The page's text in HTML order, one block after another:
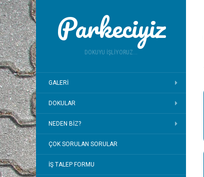
Parkeciyiz
DOKUYU İŞLIYORUZ...
GALERI
DOKULAR
NEDEN BIZ?
ÇOK SORULAN SORULAR
İŞ TALEP FORMU